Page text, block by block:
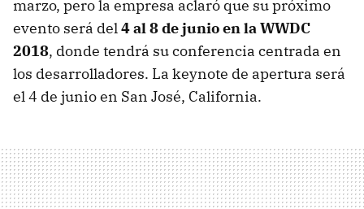
marzo, pero la empresa aclaró que su próximo
evento será del4 al 8 de junio en la WWDC
2018, donde tendrá su conferencia centrada en
los desarrolladores. La keynote de apertura será
el 4 de junio en San José, California.